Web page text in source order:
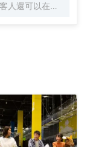
人還可以在附